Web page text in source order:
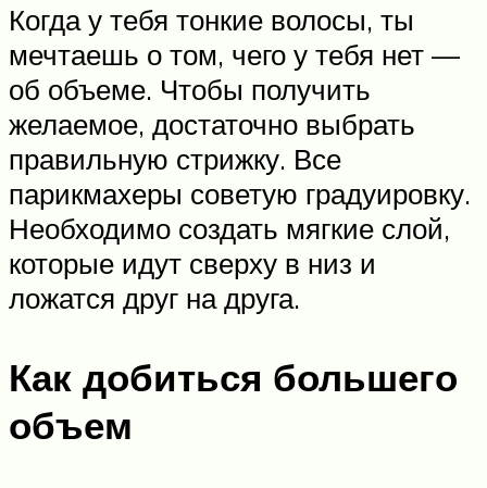
Когда у тебя тонкие волосы, ты
мечтаешь о том, чего у тебя нет —
об объеме. Чтобы получить
желаемое, достаточно выбрать
правильную стрижку. Все
парикмахеры советую градуировку.
Необходимо создать мягкие слой,
которые идут сверху в низ и
ложатся друг на друга.
Как добиться большего
объем